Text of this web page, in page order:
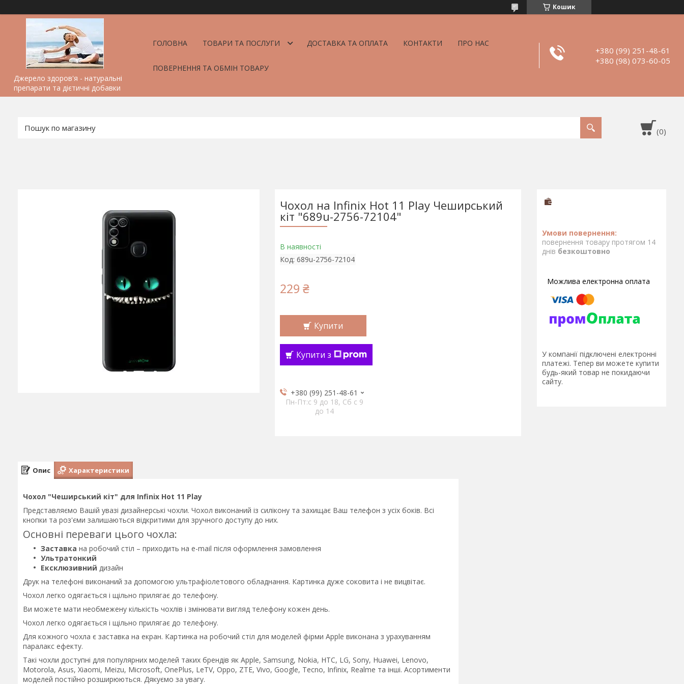
Кошик
Джерело здоров'я - натуральні
препарати та дієтичні добавки
ГОЛОВНА ТОВАРИ ТА ПОСЛУГИ ДОСТАВКА ТА ОПЛАТА КОНТАКТИ ПРО НАС
ПОВЕРНЕННЯ ТА ОБМІН ТОВАРУ
+380 (99) 251-48-61
+380 (98) 073-60-05
Чохол на Infinix Hot 11 Play Чеширський
кіт "689u-2756-72104"
В наявності
Код: 689u-2756-72104
229 ₴
Купити
Купити з
+380 (99) 251-48-61
Пн-Пт:c 9 до 18, Сб с 9
до 14
повернення товару протягом 14
днів безкоштовно
У компанії підключені електронні
платежі. Тепер ви можете купити
будь-який товар не покидаючи
сайту.
Опис Характеристики
Чохол "Чеширський кіт" для Infinix Hot 11 Play
Представляємо Вашій увазі дизайнерські чохли. Чохол виконаний із силікону та захищає Ваш телефон з усіх боків. Всі
кнопки та роз'єми залишаються відкритими для зручного доступу до них.
Основні переваги цього чохла:
Заставка на робочий стіл – приходить на e-mail після оформлення замовлення
Ультратонкий
Ексклюзивний дизайн
Друк на телефоні виконаний за допомогою ультрафіолетового обладнання. Картинка дуже соковита і не вицвітає.
Чохол легко одягається і щільно прилягає до телефону.
Ви можете мати необмежену кількість чохлів і змінювати вигляд телефону кожен день.
Чохол легко одягається і щільно прилягає до телефону.
Для кожного чохла є заставка на екран. Картинка на робочий стіл для моделей фірми Apple виконана з урахуванням
паралакс ефекту.
Такі чохли доступні для популярних моделей таких брендів як Apple, Samsung, Nokia, HTC, LG, Sony, Huawei, Lenovo,
Motorola, Asus, Xiaomi, Meizu, Microsoft, OnePlus, LeTV, Oppo, ZTE, Vivo, Google, Tecno, Infinix, Realme та інші. Асортименти
моделей постійно розширюються. Дякуємо за увагу.